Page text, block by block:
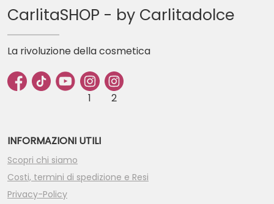
CarlitaSHOP - by Carlitadolce
La rivoluzione della cosmetica
1 2
INFORMAZIONI UTILI
Scopri chi siamo
Costi, termini di spedizione e Resi
Privacy-Policy